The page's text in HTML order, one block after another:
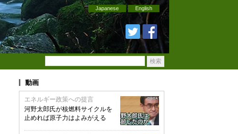
Japanese English
動画
エネルギー政策への提言
河野太郎氏が核燃料サイクルを
止めれば原子力はよみがえる